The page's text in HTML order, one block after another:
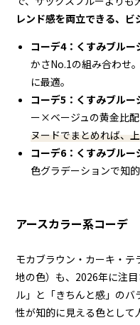
レンド感を両立できる、
コーデ4：くすみブル
かさNo.1の組み合わせ
に最適。
コーデ5：くすみブル
ー×ベージュの黄金比
ヌードでまとめれば、
コーデ6：くすみブル
色グラデーションで知
アースカラー系コーデ
モカブラウン・カーキ・テ
地の色）も、2026年に注
ル」と「きちんと感」の
性が知的に見える色として